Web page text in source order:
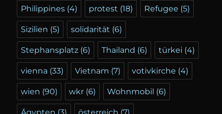
Philippines (4) protest (18) Refugee (5)
Sizilien (5) solidarität (6)
Stephansplatz (6) Thailand (6) türkei (4)
vienna (33) Vietnam (7) votivkirche (4)
wien (90) wkr (6) Wohnmobil (6)